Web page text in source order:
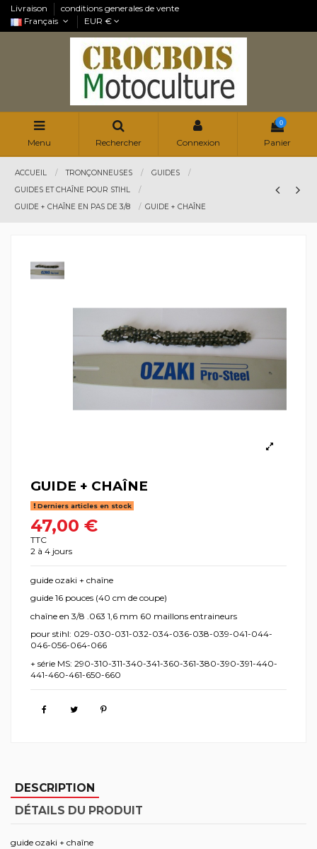
Livraison
conditions generales de vente
Français
EUR €
Menu Rechercher Connexion
0
Panier
ACCUEIL TRONÇONNEUSES
GUIDES
GUIDES ET CHAÎNE POUR STIHL
GUIDE + CHAÎNE EN PAS DE 3/8
GUIDE + CHAÎNE
GUIDE + CHAÎNE
Derniers articles en stock
47,00 €
TTC
2 à 4 jours
guide ozaki + chaîne
guide 16 pouces (40 cm de coupe)
chaîne en 3/8 .063 1,6 mm 60 maillons entraineurs
pour stihl: 029-030-031-032-034-036-038-039-041-044-
046-056-064-066
+ série MS: 290-310-311-340-341-360-361-380-390-391-440-
441-460-461-650-660
DESCRIPTION
DÉTAILS DU PRODUIT
guide ozaki + chaîne